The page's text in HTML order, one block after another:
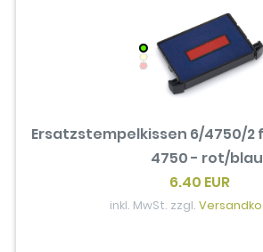
Ersatzstempelkissen 6/4750/2
4750 - rot/blau
6.40 EUR
inkl. MwSt. zzgl.